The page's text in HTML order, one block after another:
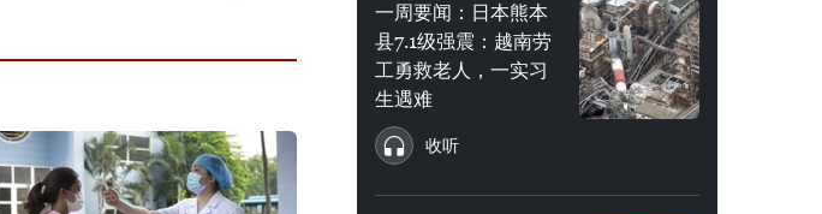
一周要闻：日本熊本
县7.1级强震：越南劳
工勇救老人，一实习
生遇难
收听